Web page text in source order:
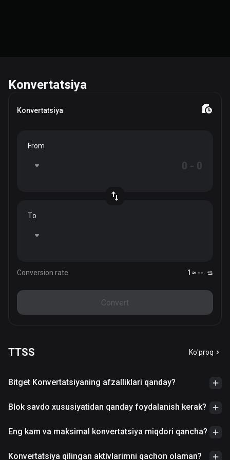
Konvertatsiya
Konvertatsiya
From
To
Conversion rate 1 ≈ --
Convert
TTSS Ko'proq
Bitget Konvertatsiyaning afzalliklari qanday?
Blok savdo xususiyatidan qanday foydalanish kerak?
Eng kam va maksimal konvertatsiya miqdori qancha?
Konvertatsiya qilingan aktivlarimni qachon olaman?